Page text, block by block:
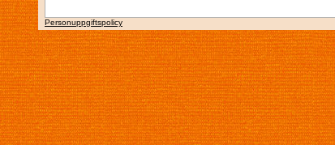
Personuppgiftspolicy